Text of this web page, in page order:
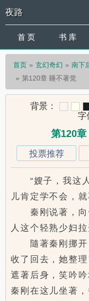
夜路
首 页 书 库
首页 玄幻奇幻
南下
第120章 睡不著觉
背景：
字
第120章
投票推荐
“嫂子，我这人
儿肯定学不会，
秦刚说著，向
人这个轻熟少妇拉
隨著秦刚挪开
收了回去，她整
遮著后身，笑吟
秦刚在这儿坐著